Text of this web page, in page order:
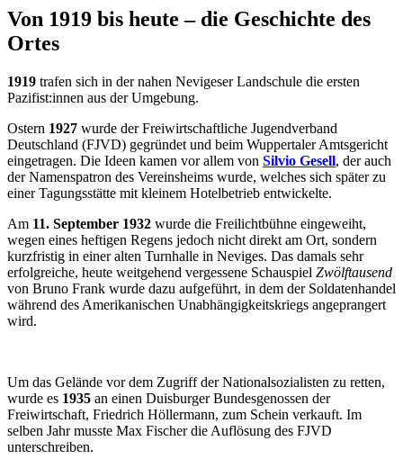
Von 1919 bis heute – die Geschichte des
Ortes
1919 trafen sich in der nahen Nevigeser Landschule die ersten
Pazifist:innen aus der Umgebung.
Ostern 1927 wurde der Freiwirtschaftliche Jugendverband
Deutschland (FJVD) gegründet und beim Wuppertaler Amtsgericht
eingetragen. Die Ideen kamen vor allem von Silvio Gesell, der auch
der Namenspatron des Vereinsheims wurde, welches sich später zu
einer Tagungsstätte mit kleinem Hotelbetrieb entwickelte.
Am 11. September 1932 wurde die Freilichtbühne eingeweiht,
wegen eines heftigen Regens jedoch nicht direkt am Ort, sondern
kurzfristig in einer alten Turnhalle in Neviges. Das damals sehr
erfolgreiche, heute weitgehend vergessene Schauspiel Zwölftausend
von Bruno Frank wurde dazu aufgeführt, in dem der Soldatenhandel
während des Amerikanischen Unabhängigkeitskriegs angeprangert
wird.
Um das Gelände vor dem Zugriff der Nationalsozialisten zu retten,
wurde es 1935 an einen Duisburger Bundesgenossen der
Freiwirtschaft, Friedrich Höllermann, zum Schein verkauft. Im
selben Jahr musste Max Fischer die Auflösung des FJVD
unterschreiben.